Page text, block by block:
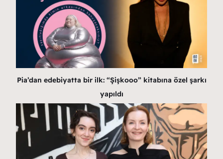
Pia’dan edebiyatta bir ilk: “Şişkooo” kitabına özel şarkı
yapıldı